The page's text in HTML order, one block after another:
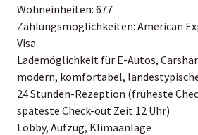
Wohneinheiten: 677
Zahlungsmöglichkeiten: American
Visa
Lademöglichkeit für E-Autos,
modern, komfortabel,
24 Stunden-Rezeption (früheste
späteste Check-out Zeit 12 Uhr)
Lobby, Aufzug, Klimaanlage